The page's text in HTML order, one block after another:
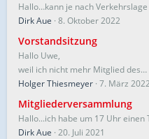
Hallo…kann je nach
Dirk Aue 8. Oktober 2022
Vorstandsitzung
Hallo Uwe,
weil ich nicht mehr Mitglied des…
Holger Thiesmeyer 7. März 2022
Mitgliederversammlung
Hallo...ich habe um 17 Uhr
Dirk Aue 20. Juli 2021